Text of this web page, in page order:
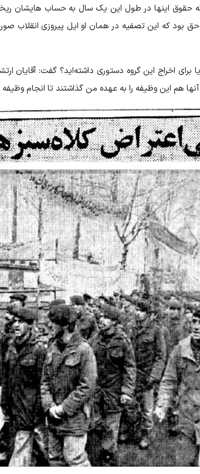
حقوق اینها در طول این یک سال به حساب هایشان
حق بود که این تصفیه در همان او ایل پیروزی انقلاب
اخراج این گروه دستوری داشته‌اید؟ گفت: آقایان
هم این وظیفه را به عهده من گذاشتند تا انجام وظیفه